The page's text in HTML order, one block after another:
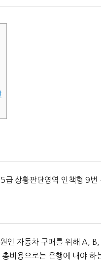
상황판단영역 인책형 9번
인 자동차 구매를 위해 A,
비용으로는 은행에 내야